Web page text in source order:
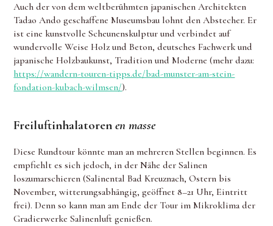
Auch der von dem weltberühmten japanischen Architekten
Tadao Ando geschaffene Museumsbau lohnt den Abstecher. Er
ist eine kunstvolle Scheunenskulptur und verbindet auf
wundervolle Weise Holz und Beton, deutsches Fachwerk und
japanische Holzbaukunst, Tradition und Moderne (mehr dazu:
https://wandern-touren-tipps.de/bad-munster-am-stein-
fondation-kubach-wilmsen/).
Freiluftinhalatorenen masse
Diese Rundtour könnte man an mehreren Stellen beginnen. Es
empfiehlt es sich jedoch, in der Nähe der Salinen
loszumarschieren (Salinental Bad Kreuznach, Ostern bis
November, witterungsabhängig, geöffnet 8–21 Uhr, Eintritt
frei). Denn so kann man am Ende der Tour im Mikroklima der
Gradierwerke Salinenluft genießen.